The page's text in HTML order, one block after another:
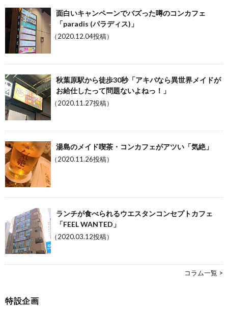
面白いキャンペーンでバズった噂のコンカフェ
「paradis (パラディス)」
（2020.12.04投稿）
秋葉原駅から徒歩30秒「アキバなら異世界メイドが
お給仕したって問題ないよねっ！」
（2020.11.27投稿）
湯島のメイド喫茶・コンカフェがアツい「気絶」
（2020.11.26投稿）
ランチが食べられるウエスタンコンセプトカフェ
「FEEL WANTED」
（2020.03.12投稿）
コラム一覧 >
特設企画